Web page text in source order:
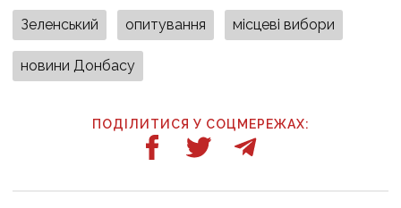
Зеленський опитування місцеві вибори
новини Донбасу
ПОДІЛИТИСЯ У СОЦМЕРЕЖАХ: